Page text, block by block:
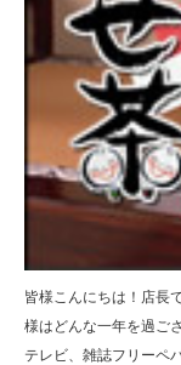
皆様こんにちは！店長
様はどんな一年を過ご
テレビ、雑誌フリーペ